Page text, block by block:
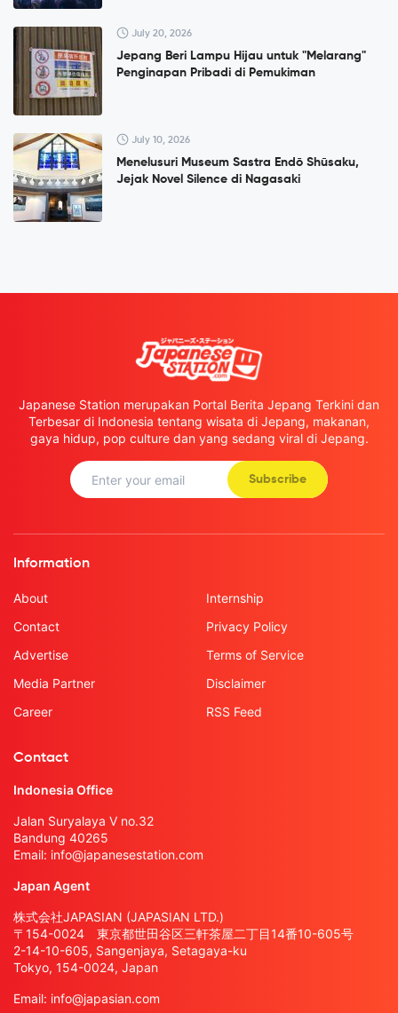
July 20, 2026
Jepang Beri Lampu Hijau untuk "Melarang"
Penginapan Pribadi di Pemukiman
July 10, 2026
Menelusuri Museum Sastra Endō Shūsaku,
Jejak Novel Silence di Nagasaki
Japanese Station merupakan Portal Berita Jepang Terkini dan
Terbesar di Indonesia tentang wisata di Jepang, makanan,
gaya hidup, pop culture dan yang sedang viral di Jepang.
Subscribe
Information
About
Contact
Advertise
Media Partner
Career
Internship
Privacy Policy
Terms of Service
Disclaimer
RSS Feed
Contact
Indonesia Office
Jalan Suryalaya V no.32
Bandung 40265
Email: info@japanesestation.com
Japan Agent
株式会社JAPASIAN (JAPASIAN LTD.)
〒154-0024 東京都世田谷区三軒茶屋二丁目14番10-605号
2-14-10-605, Sangenjaya, Setagaya-ku
Tokyo, 154-0024, Japan
Email: info@japasian.com